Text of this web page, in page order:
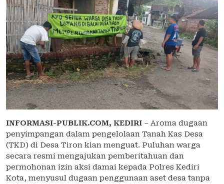
INFORMASI-PUBLIK.COM, KEDIRI – Aroma dugaan
penyimpangan dalam pengelolaan Tanah Kas Desa
(TKD) di Desa Tiron kian menguat. Puluhan warga
secara resmi mengajukan pemberitahuan dan
permohonan izin aksi damai kepada Polres Kediri
Kota, menyusul dugaan penggunaan aset desa tanpa